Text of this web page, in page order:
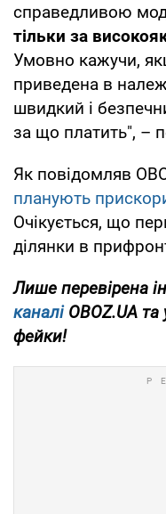
справедливою
тільки за
Умовно кажучи,
приведена в
швидкий і
за що платить", –
Як повідомляв
планують
Очікується, що
ділянки в
Лише перевірена
каналі OBOZ.UA та
фейки!